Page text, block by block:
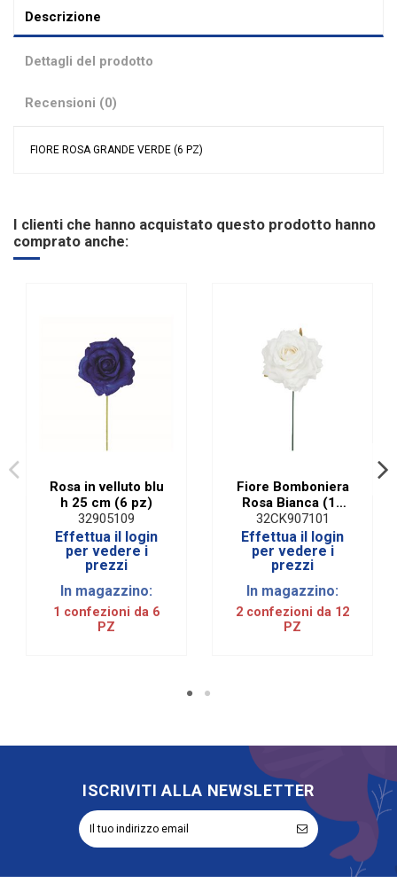
Descrizione
Dettagli del prodotto
Recensioni (0)
FIORE ROSA GRANDE VERDE (6 PZ)
I clienti che hanno acquistato questo prodotto hanno
comprato anche:
Rosa in velluto blu
h 25 cm (6 pz)
32905109
Effettua il login
per vedere i
prezzi
In magazzino:
1 confezioni da 6
PZ
Fiore Bomboniera
Rosa Bianca (12
PZ)
32CK907101
Effettua il login
per vedere i
prezzi
In magazzino:
2 confezioni da 12
PZ
ISCRIVITI ALLA NEWSLETTER